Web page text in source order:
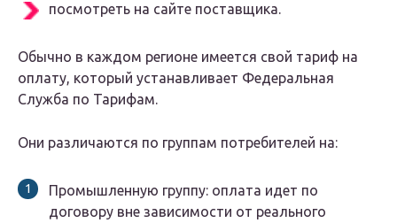
посмотреть на сайте поставщика.
Обычно в каждом регионе имеется свой тариф на
оплату, который устанавливает Федеральная
Служба по Тарифам.
Они различаются по группам потребителей на:
Промышленную группу: оплата идет по
договору вне зависимости от реального